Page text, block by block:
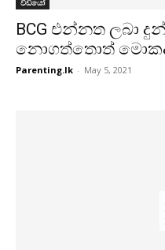
BCG එන්නත ලබා
නොගත්තොත්
Parenting.lk - May 5, 2021